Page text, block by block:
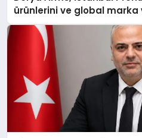
ürünlerini ve global marka